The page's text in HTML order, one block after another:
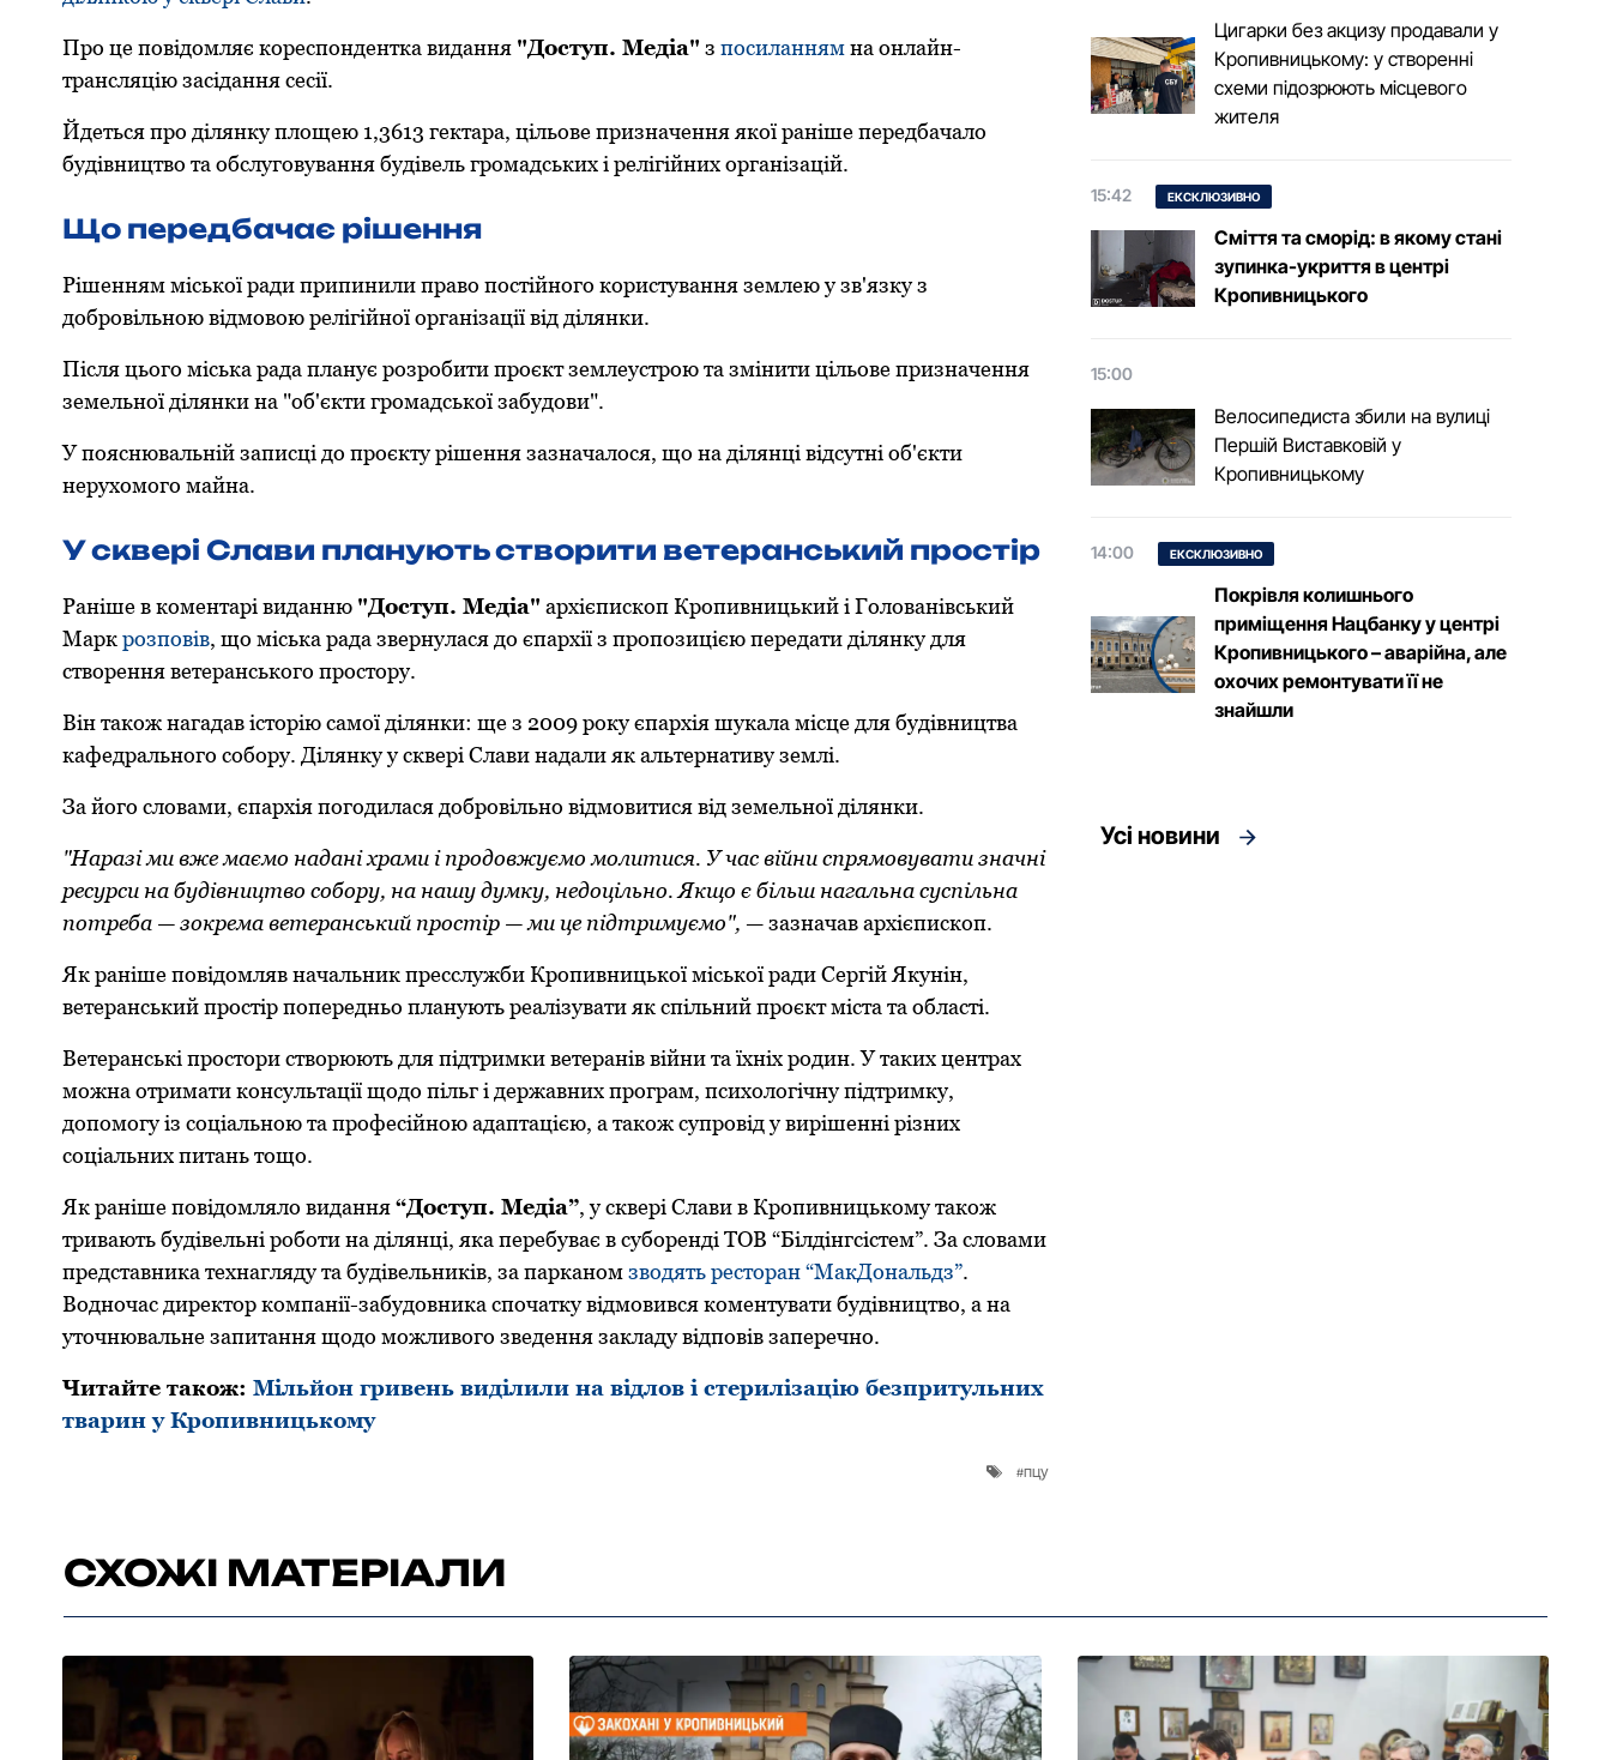
Про це повідомляє кореспондентка видання "Доступ. Медіа" з посиланнямна онлайн-
трансляцію засідання сесії.
Йдеться про ділянку площею 1,3613 гектара, цільове призначення якої раніше передбачало
будівництво та обслуговування будівель громадських і релігійних організацій.
Що передбачає рішення
Рішенням міської ради припинили право постійного користування землею у зв'язку з
добровільною відмовою релігійної організації від ділянки.
Після цього міська рада планує розробити проєкт землеустрою та змінити цільове призначення
земельної ділянки на "об'єкти громадської забудови".
У пояснювальній записці до проєкту рішення зазначалося, що на ділянці відсутні об'єкти
нерухомого майна.
У сквері Слави планують створити ветеранський простір
Раніше в коментарі виданню "Доступ. Медіа" архієпископ Кропивницький і Голованівський
Маркрозповів, що міська рада звернулася до єпархії з пропозицією передати ділянку для
створення ветеранського простору.
Він також нагадав історію самої ділянки: ще з 2009 року єпархія шукала місце для будівництва
кафедрального собору. Ділянку у сквері Слави надали як альтернативу землі.
За його словами, єпархія погодилася добровільно відмовитися від земельної ділянки.
"Наразі ми вже маємо надані храми і продовжуємо молитися. У час війни спрямовувати значні
ресурси на будівництво собору, на нашу думку, недоцільно. Якщо є більш нагальна суспільна
потреба — зокрема ветеранський простір — ми це підтримуємо", — зазначав архієпископ.
Як раніше повідомляв начальник пресслужби Кропивницької міської ради Сергій Якунін,
ветеранський простір попередньо планують реалізувати як спільний проєкт міста та області.
Ветеранські простори створюють для підтримки ветеранів війни та їхніх родин. У таких центрах
можна отримати консультації щодо пільг і державних програм, психологічну підтримку,
допомогу із соціальною та професійною адаптацією, а також супровід у вирішенні різних
соціальних питань тощо.
Як раніше повідомляло видання“Доступ. Медіа”, у сквері Слави в Кропивницькому також
тривають будівельні роботи на ділянці, яка перебуває в суборенді ТОВ “Білдінгсістем”. За словами
представника технагляду та будівельників, за парканомзводять ресторан “МакДональдз”.
Водночас директор компанії-забудовника спочатку відмовився коментувати будівництво, а на
уточнювальне запитання щодо можливого зведення закладу відповів заперечно.
Читайте також: Мільйон гривень виділили на відлов і стерилізацію безпритульних
тварин у Кропивницькому
пцу
Цигарки без акцизу продавали у
Кропивницькому: у створенні
схеми підозрюють місцевого
жителя
15:42 ЕКСКЛЮЗИВНО
Сміття та сморід: в якому стані
зупинка-укриття в центрі
Кропивницького
15:00
Велосипедиста збили на вулиці
Першій Виставковій у
Кропивницькому
14:00 ЕКСКЛЮЗИВНО
Покрівля колишнього
приміщення Нацбанку у центрі
Кропивницького – аварійна, але
охочих ремонтувати її не
знайшли
Усі новини
СХОЖІ МАТЕРІАЛИ